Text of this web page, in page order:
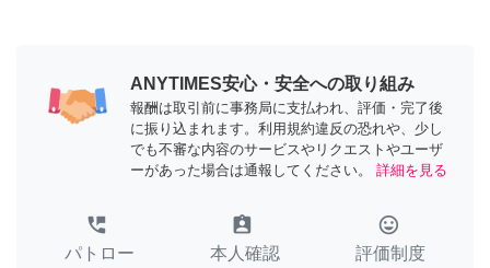
ANYTIMES安心・安全への取り組み
報酬は取引前に事務局に支払われ、評価・完了後
に振り込まれます。利用規約違反の恐れや、少し
でも不審な内容のサービスやリクエストやユーザ
ーがあった場合は通報してください。
詳細を見る
perm_phone_msg
パトロー
assignment_ind
本人確認
tag_faces
評価制度